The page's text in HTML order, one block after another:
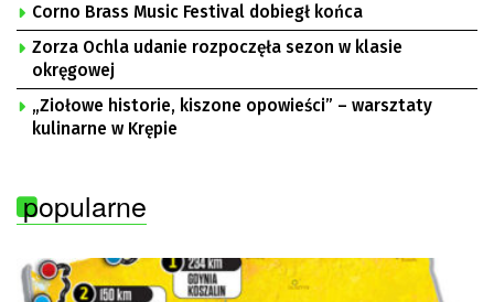
Corno Brass Music Festival dobiegł końca
Zorza Ochla udanie rozpoczęła sezon w klasie
okręgowej
„Ziołowe historie, kiszone opowieści” – warsztaty
kulinarne w Krępie
popularne